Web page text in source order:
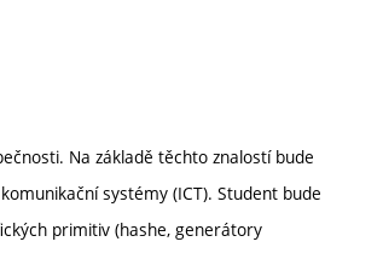
Na základě těchto znalostí bude
systémy (ICT). Student bude
primitiv (hashe, generátory